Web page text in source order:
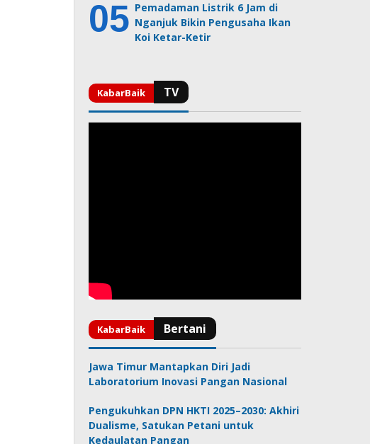
Pemadaman Listrik 6 Jam di
Nganjuk Bikin Pengusaha Ikan
Koi Ketar-Ketir
Jawa Timur Mantapkan Diri Jadi
Laboratorium Inovasi Pangan Nasional
Pengukuhkan DPN HKTI 2025–2030: Akhiri
Dualisme, Satukan Petani untuk
Kedaulatan Pangan